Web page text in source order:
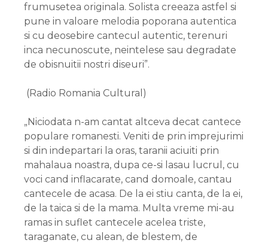
frumusetea originala. Solista creeaza astfel si
pune in valoare melodia poporana autentica
si cu deosebire cantecul autentic, terenuri
inca necunoscute, neintelese sau degradate
de obisnuitii nostri diseuri”.
(Radio Romania Cultural)
„Niciodata n-am cantat altceva decat cantece
populare romanesti. Veniti de prin imprejurimi
si din indepartari la oras, taranii aciuiti prin
mahalaua noastra, dupa ce-si lasau lucrul, cu
voci cand inflacarate, cand domoale, cantau
cantecele de acasa. De la ei stiu canta, de la ei,
de la taica si de la mama. Multa vreme mi-au
ramas in suflet cantecele acelea triste,
taraganate, cu alean, de blestem, de